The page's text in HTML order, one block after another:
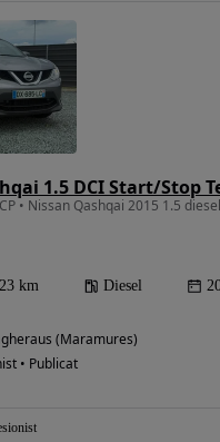
1.5 DCI Start/Stop
• Nissan Qashqai 2015 1.5
km Diesel
(Maramures)
• Publicat